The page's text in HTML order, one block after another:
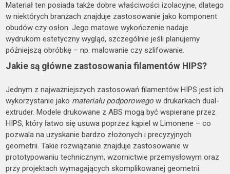
Materiał ten posiada także dobre właściwości izolacyjne, dlatego
w niektórych branżach znajduje zastosowanie jako komponent
obudów czy osłon. Jego matowe wykończenie nadaje
wydrukom estetyczny wygląd, szczególnie jeśli planujemy
późniejszą obróbkę – np. malowanie czy szlifowanie.
Jakie są główne zastosowania filamentów HIPS?
Jednym z najważniejszych zastosowań filamentów HIPS jest ich
wykorzystanie jako materiału podporowego w drukarkach dual-
extruder. Modele drukowane z ABS mogą być wspierane przez
HIPS, który łatwo się usuwa poprzez kąpiel w Limonene – co
pozwala na uzyskanie bardzo złożonych i precyzyjnych
geometrii. Takie rozwiązanie znajduje zastosowanie w
prototypowaniu technicznym, wzornictwie przemysłowym oraz
przy projektach wymagających skomplikowanej geometrii.